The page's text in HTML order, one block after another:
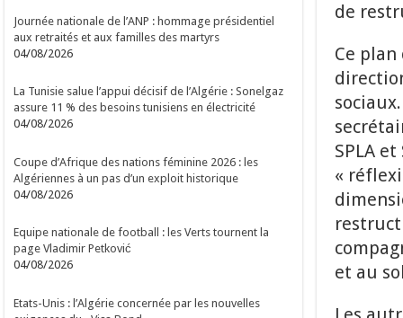
de
Ce
SPLA
«
et au
Journée nationale de l’ANP : hommage présidentiel
aux retraités et aux familles des martyrs
04/08/2026
La Tunisie salue l’appui décisif de l’Algérie : Sonelgaz
assure 11 % des besoins tunisiens en électricité
04/08/2026
Coupe d’Afrique des nations féminine 2026 : les
Algériennes à un pas d’un exploit historique
04/08/2026
Equipe nationale de football : les Verts tournent la
page Vladimir Petković
04/08/2026
Etats-Unis : l’Algérie concernée par les nouvelles